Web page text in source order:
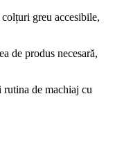
greu accesibile,
de produs necesară,
rutina de machiaj cu